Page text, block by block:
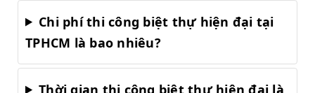
Chi phí thi công biệt thự hiện đại tại
TPHCM là bao nhiêu?
Thời gian thi công biệt thự hiện đại là